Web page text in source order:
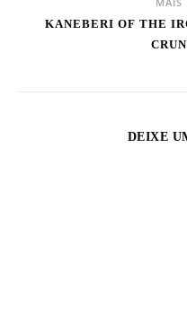
KANEBERI OF THE
DEIXE